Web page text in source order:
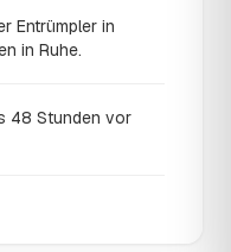
Entrümpler in
in Ruhe.
48 Stunden vor